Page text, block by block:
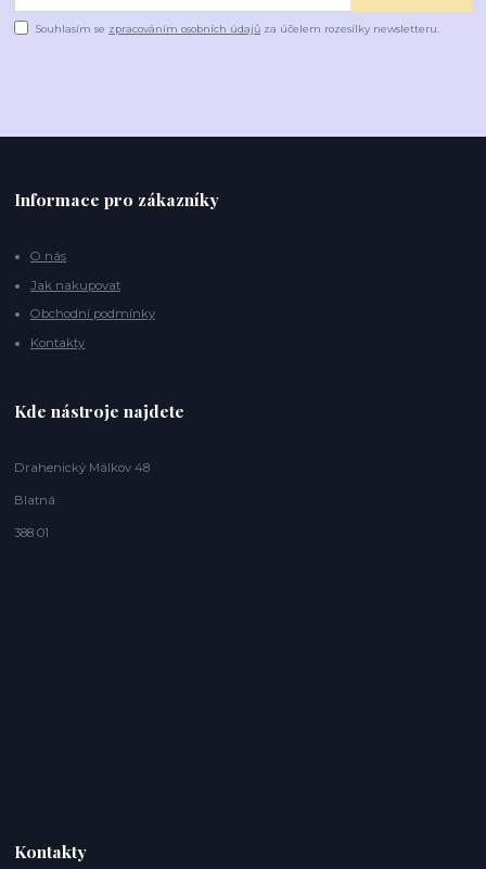
Souhlasím se zpracováním osobních údajů za účelem rozesílky newsletteru.
Informace pro zákazníky
O nás
Jak nakupovat
Obchodní podmínky
Kontakty
Kde nástroje najdete
Drahenický Málkov 48
Blatná
388 01
Kontakty